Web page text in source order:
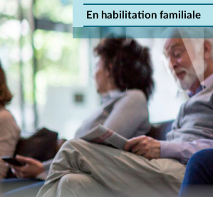
En habilitation familiale